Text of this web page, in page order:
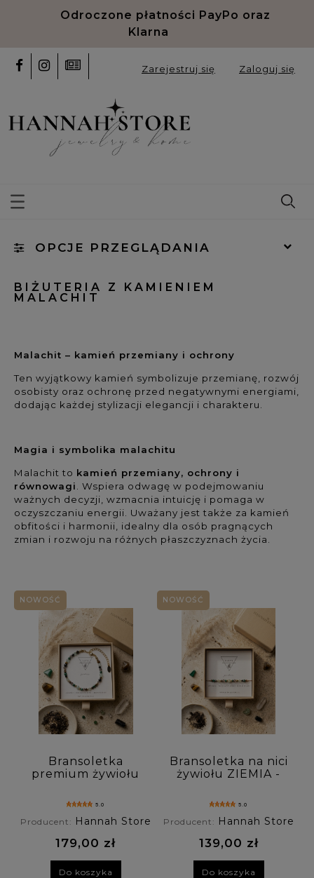
Odroczone płatności PayPo oraz
Klarna
Zarejestruj się Zaloguj się
OPCJE PRZEGLĄDANIA
Kategorie: Malachit
Rodzaj biżuterii: (wybierz)
Dla kogo: (wybierz)
Rodzaj kamienia 3: (wybierz)
Kolor kamienia: (wybierz)
Materiały: (wybierz)
Rodzaj zapięcia: (wybierz)
Personalizacja: (wybierz)
Cena: (wybierz)
Nowość: (wybierz)
BIŻUTERIA Z KAMIENIEM
MALACHIT
Malachit – kamień przemiany i ochrony
Ten wyjątkowy kamień symbolizuje przemianę, rozwój
osobisty oraz ochronę przed negatywnymi energiami,
dodając każdej stylizacji elegancji i charakteru.
Magia i symbolika malachitu
Malachit to kamień przemiany, ochrony i
równowagi
. Wspiera odwagę w podejmowaniu
ważnych decyzji, wzmacnia intuicję i pomaga w
oczyszczaniu energii. Uważany jest także za kamień
obfitości i harmonii, idealny dla osób pragnących
zmian i rozwoju na różnych płaszczyznach życia.
Bransoletka
premium żywiołu
dymny, malachit,
awenturyn,
tygrysie oko
5.0
Producent: Hannah Store
179,00 zł
Do koszyka
NOWOŚĆ
Bransoletka na nici
żywiołu ZIEMIA -
malachit, turmalin,
tygrysie oko
5.0
Producent: Hannah Store
139,00 zł
Do koszyka
NOWOŚĆ